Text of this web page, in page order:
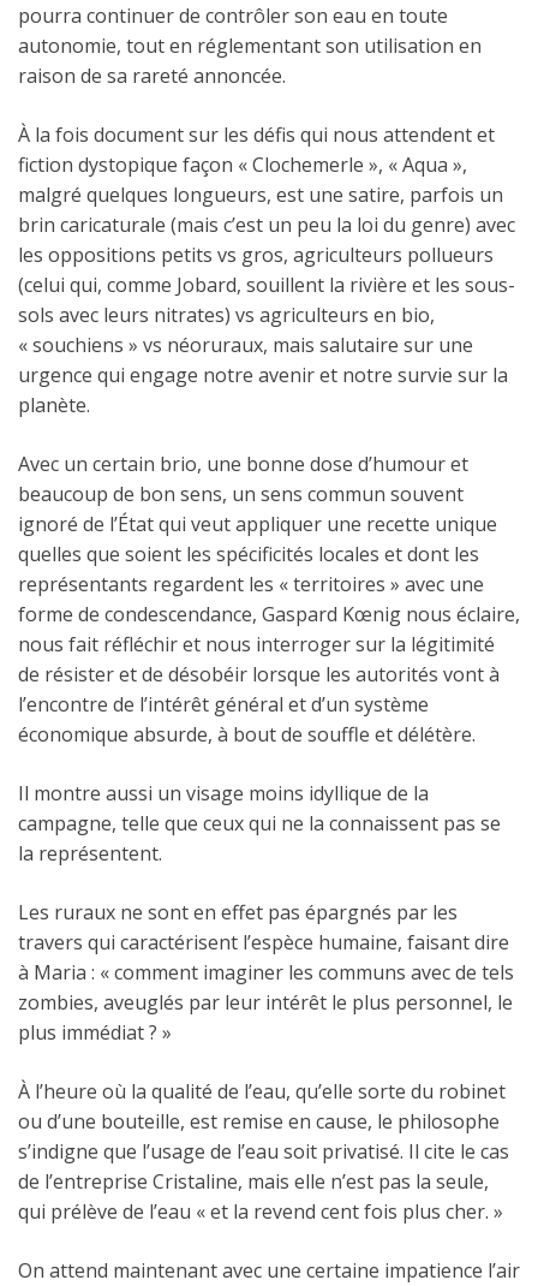
pourra continuer de contrôler son eau en toute
autonomie, tout en réglementant son utilisation en
raison de sa rareté annoncée.
À la fois document sur les défis qui nous attendent et
fiction dystopique façon « Clochemerle », « Aqua »,
malgré quelques longueurs, est une satire, parfois un
brin caricaturale (mais c’est un peu la loi du genre) avec
les oppositions petits vs gros, agriculteurs pollueurs
(celui qui, comme Jobard, souillent la rivière et les sous-
sols avec leurs nitrates) vs agriculteurs en bio,
« souchiens » vs néoruraux, mais salutaire sur une
urgence qui engage notre avenir et notre survie sur la
planète.
Avec un certain brio, une bonne dose d’humour et
beaucoup de bon sens, un sens commun souvent
ignoré de l’État qui veut appliquer une recette unique
quelles que soient les spécificités locales et dont les
représentants regardent les « territoires » avec une
forme de condescendance, Gaspard Kœnig nous éclaire,
nous fait réfléchir et nous interroger sur la légitimité
de résister et de désobéir lorsque les autorités vont à
l’encontre de l’intérêt général et d’un système
économique absurde, à bout de souffle et délétère.
Il montre aussi un visage moins idyllique de la
campagne, telle que ceux qui ne la connaissent pas se
la représentent.
Les ruraux ne sont en effet pas épargnés par les
travers qui caractérisent l’espèce humaine, faisant dire
à Maria : « comment imaginer les communs avec de tels
zombies, aveuglés par leur intérêt le plus personnel, le
plus immédiat ? »
À l’heure où la qualité de l’eau, qu’elle sorte du robinet
ou d’une bouteille, est remise en cause, le philosophe
s’indigne que l’usage de l’eau soit privatisé. Il cite le cas
de l’entreprise Cristaline, mais elle n’est pas la seule,
qui prélève de l’eau « et la revend cent fois plus cher. »
On attend maintenant avec une certaine impatience l’air